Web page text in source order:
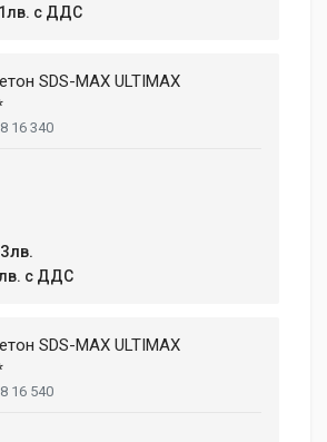
suscipit ultrices.
с ДДС
SDS-MAX ULTIMAX
16 340
с ДДС
SDS-MAX ULTIMAX
16 540